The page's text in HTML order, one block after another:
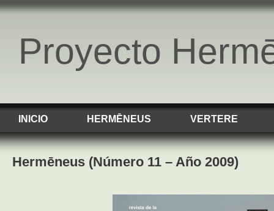
Proyecto
INICIO HERMĒNEUS VERTERE
Hermēneus (Número 11 – Año 2009)